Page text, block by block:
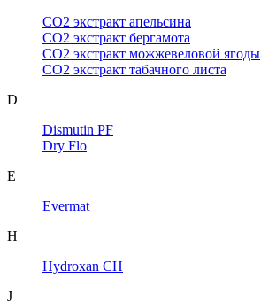
CO2 экстракт апельсина
CO2 экстракт бергамота
CO2 экстракт можжевеловой ягоды
CO2 экстракт табачного листа
D
Dismutin PF
Dry Flo
E
Evermat
H
Hydroxan CH
J